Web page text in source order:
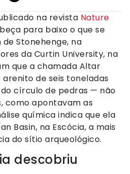
na revista Nature
para baixo o que se
Stonehenge, na
da Curtin University, na
que a chamada Altar
de seis toneladas
círculo de pedras — não
como apontavam as
química indica que ela
Basin, na Escócia, a mais
do sítio arqueológico.
descobriu